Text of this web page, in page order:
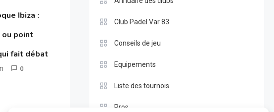
Ibiza :
point
fait débat
0
Club Padel Var 83
Conseils de jeu
Equipements
Liste des tournois
Pros